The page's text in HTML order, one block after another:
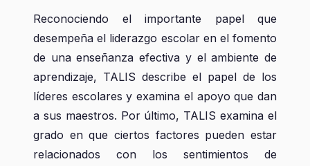
Reconociendo el importante papel que
desempeña el liderazgo escolar en el fomento
de una enseñanza efectiva y el ambiente de
aprendizaje, TALIS describe el papel de los
líderes escolares y examina el apoyo que dan
a sus maestros. Por último, TALIS examina el
grado en que ciertos factores pueden estar
relacionados con los sentimientos de